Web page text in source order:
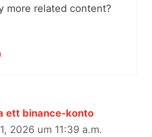
more related content?
ett binance-konto
2026 um 11:39 a.m.